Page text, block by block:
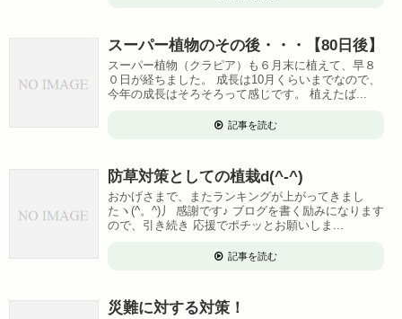
スーパー植物のその後・・・【80日後】
スーパー植物（クラピア）も６月末に植えて、早８
０日が経ちました。 成長は10月くらいまでなので、
今年の成長はそろそろって感じです。 植えたば...
記事を読む
防草対策としての植栽d(^-^)
おかげさまで、またランキングが上がってきまし
たヽ(^。^)丿 感謝です♪ ブログを書く励みになります
ので、引き続き 応援でポチッとお願いしま...
記事を読む
災難に対する対策！